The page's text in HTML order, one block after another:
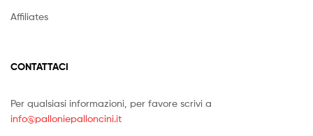
Affiliates
CONTATTACI
Per qualsiasi informazioni, per favore scrivi a
info@palloniepalloncini.it